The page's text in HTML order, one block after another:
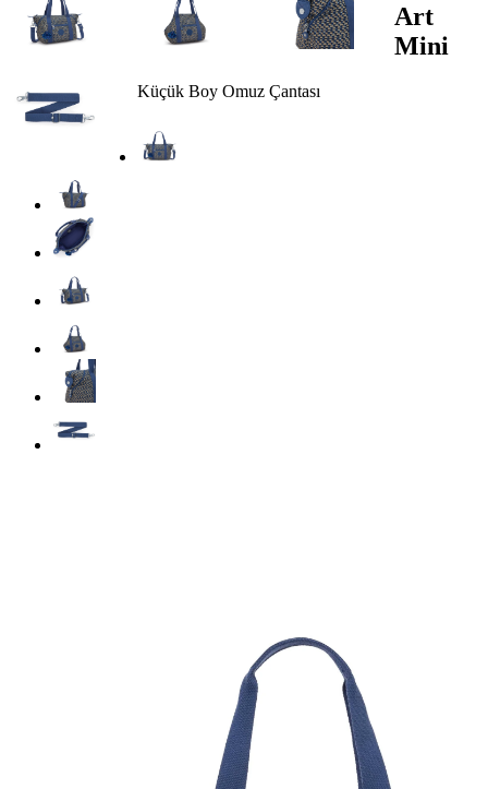
Art
Mini
Küçük Boy Omuz Çantası